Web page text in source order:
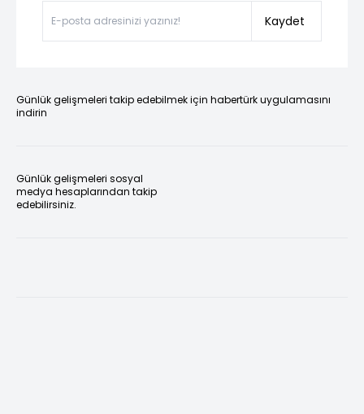
Kaydet
Günlük gelişmeleri takip edebilmek için habertürk uygulamasını
indirin
Günlük gelişmeleri sosyal
medya hesaplarından takip
edebilirsiniz.